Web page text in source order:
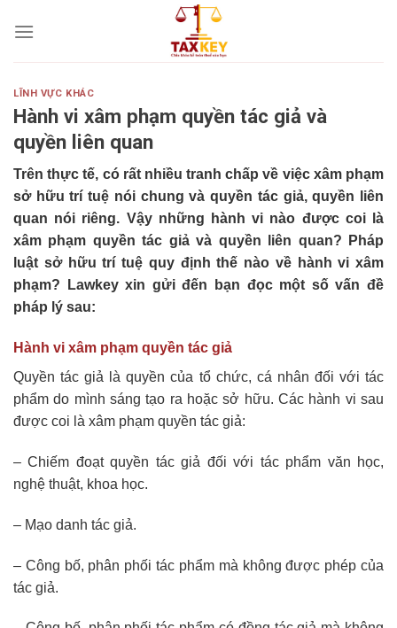
LĨNH VỰC KHÁC
Hành vi xâm phạm quyền tác giả và
quyền liên quan
Trên thực tế, có rất nhiều tranh chấp về việc xâm phạm
sở hữu trí tuệ nói chung và quyền tác giả, quyền liên
quan nói riêng. Vậy những hành vi nào được coi là
xâm phạm quyền tác giả và quyền liên quan? Pháp
luật sở hữu trí tuệ quy định thế nào về hành vi xâm
phạm? Lawkey xin gửi đến bạn đọc một số vấn đề
pháp lý sau:
Hành vi xâm phạm quyền tác giả
Quyền tác giả là quyền của tổ chức, cá nhân đối với tác
phẩm do mình sáng tạo ra hoặc sở hữu. Các hành vi sau
được coi là xâm phạm quyền tác giả:
– Chiếm đoạt quyền tác giả đối với tác phẩm văn học,
nghệ thuật, khoa học.
– Mạo danh tác giả.
– Công bố, phân phối tác phẩm mà không được phép của
tác giả.